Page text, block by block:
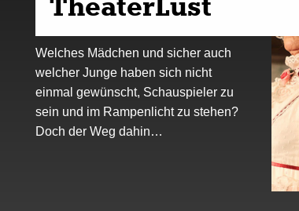
TheaterLust
Welches Mädchen und sicher auch
welcher Junge haben sich nicht
einmal gewünscht, Schauspieler zu
sein und im Rampenlicht zu stehen?
Doch der Weg dahin…